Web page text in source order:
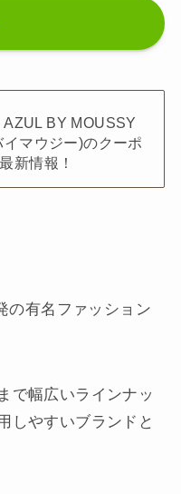
AZUL BY MOUSSY
マウジー)のクーポ
新情報！
の有名ファッション
で幅広いラインナッ
しやすいブランドと